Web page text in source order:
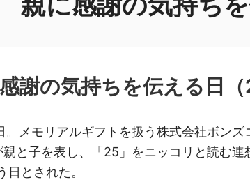
謝の気持ちを伝える日（
。メモリアルギフトを扱う株式会社ボンズ
親と子を表し、「25」をニッコリと読む
日とされた。